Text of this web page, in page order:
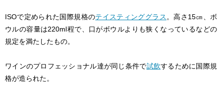
ISOで定められた国際規格のテイスティンググラス 。高さ15㎝、ボ
ウルの容量は220ml程で、口がボウルよりも狭くなっているなどの
規定を満たしたもの。
ワインのプロフェッショナル達が同じ条件で試飲するために国際規
格が造られた。